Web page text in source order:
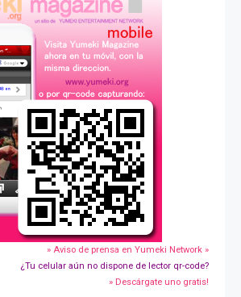
» Aviso de prensa en Yumeki Network »
¿Tu celular aún no dispone de lector qr-code?
» Descárgate uno gratis!